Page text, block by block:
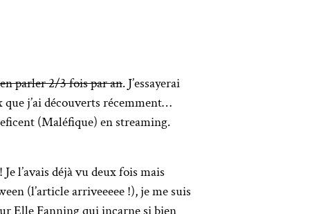
parler 2/3 fois par an. J’essayerai
j’ai découverts récemment…
(Maléfique) en streaming.
l’avais déjà vu deux fois mais
(l’article arriveeeee !), je me suis